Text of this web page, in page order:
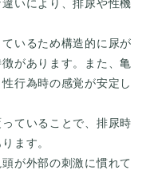
いにより、排尿や性機
いるため構造的に尿が
があります。また、亀
行為時の感覚が安定し
ていることで、排尿時
ます。
が外部の刺激に慣れて